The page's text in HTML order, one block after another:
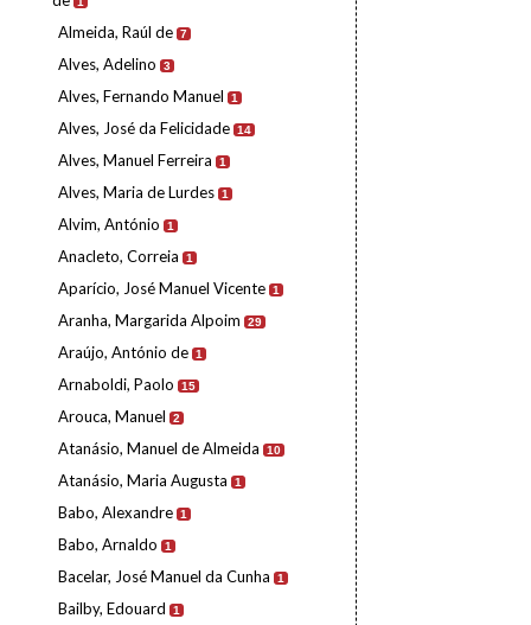
Almeida, Raúl de 7
Alves, Adelino 3
Alves, Fernando Manuel 1
Alves, José da Felicidade 14
Alves, Manuel Ferreira 1
Alves, Maria de Lurdes 1
Alvim, António 1
Anacleto, Correia 1
Aparício, José Manuel Vicente 1
Aranha, Margarida Alpoim 29
Araújo, António de 1
Arnaboldi, Paolo 15
Arouca, Manuel 2
Atanásio, Manuel de Almeida 10
Atanásio, Maria Augusta 1
Babo, Alexandre 1
Babo, Arnaldo 1
Bacelar, José Manuel da Cunha 1
Bailby, Edouard 1